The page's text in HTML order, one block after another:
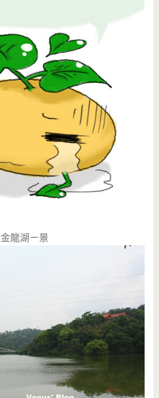
金龍湖ㄧ景